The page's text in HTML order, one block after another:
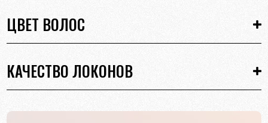
ЦВЕТ ВОЛОС
КАЧЕСТВО ЛОКОНОВ